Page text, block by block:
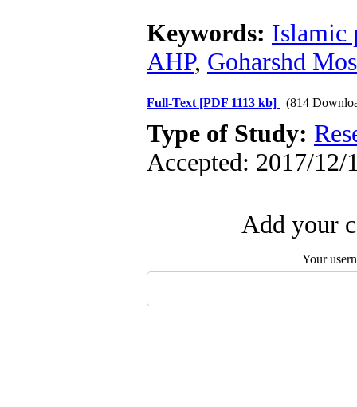
Keywords: Islamic
AHP, Goharshd
Full-Text [PDF 1113 kb] (814
Type of Study:
Accepted: 2017/12/
Add your
Your